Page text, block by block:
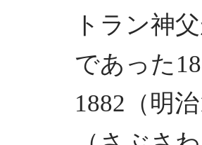
トラン神
であった
1882（明